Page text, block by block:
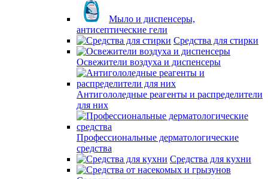
Мыло и диспенсеры,
антисептические гели
Средства для стирки
Освежители воздуха и диспенсеры
Антигололедные реагенты и распределители
для них
Профессиональные дерматологические
средства
Средства для кухни